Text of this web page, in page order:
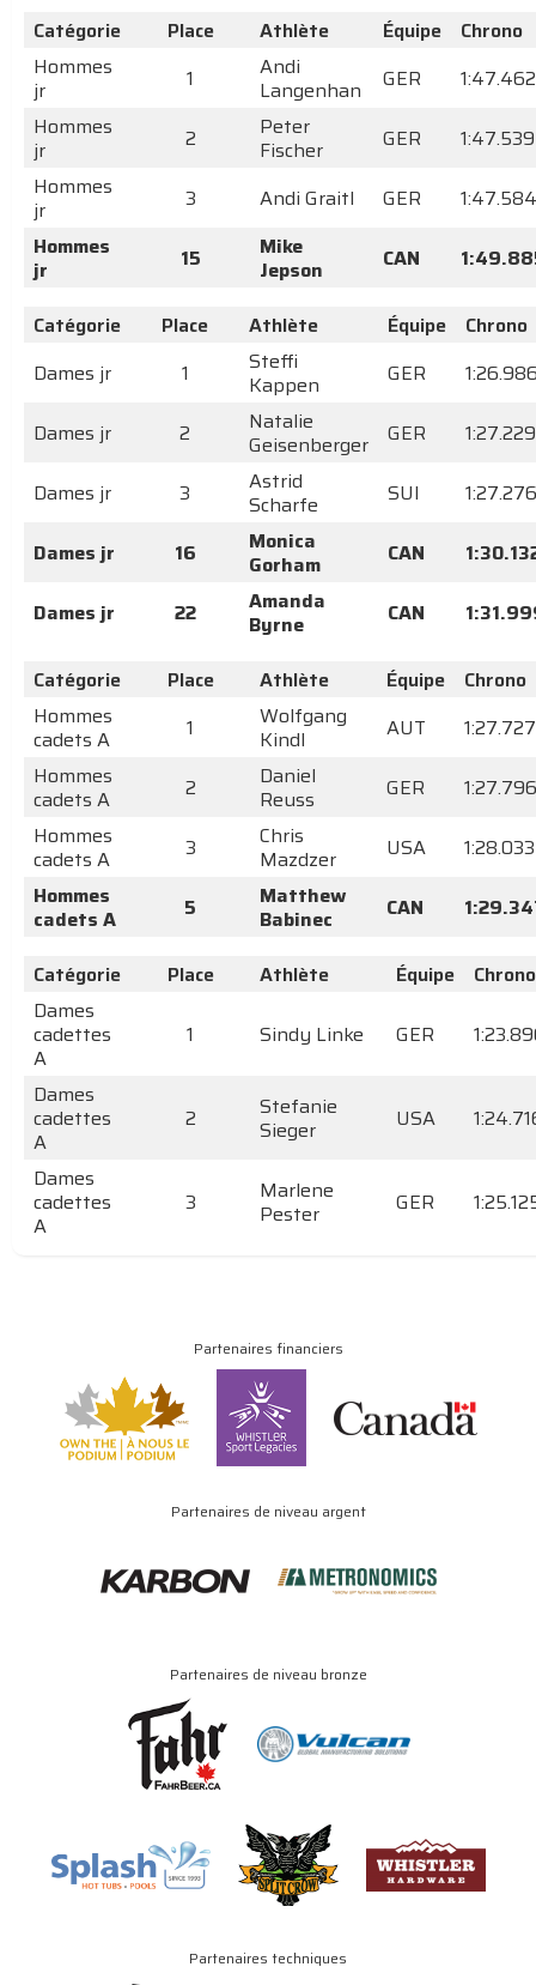
Catégorie Place Athlète Équipe
Chrono
Hommes
jr
1
Andi
Langenhan
GER
1:47.462
Hommes
jr
2
Peter
Fischer
GER
1:47.539
Hommes
jr
3 Andi Graitl GER
1:47.584
Hommes
jr
15
Mike
Jepson
CAN
Catégorie Place Athlète Équipe
Chrono
Dames jr
1
Steffi
Kappen
GER
Dames jr
2
Natalie
Geisenberger
GER
1:27.229
Dames jr
3
Astrid
Scharfe
SUI
1:27.276
Dames jr
16
Monica
Gorham
CAN
Dames jr
22
Amanda
Byrne
CAN
Catégorie Place Athlète Équipe
Chrono
Hommes
cadets A
1
Wolfgang
Kindl
AUT
1:27.727
Hommes
cadets A
2
Daniel
Reuss
GER
1:27.796
Hommes
cadets A
3
Chris
Mazdzer
USA
1:28.033
Hommes
cadets A
5
Matthew
Babinec
CAN
Catégorie Place Athlète Équipe
Chrono
Dames
cadettes
A
1 Sindy Linke GER
Dames
cadettes
A
2
Stefanie
Sieger
USA
Dames
cadettes
A
3
Marlene
Pester
GER
Partenaires financiers
Partenaires de niveau argent
Partenaires de niveau bronze
Partenaires techniques